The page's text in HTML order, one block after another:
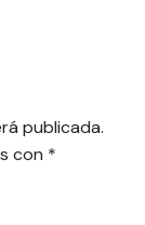
publicada.
con *